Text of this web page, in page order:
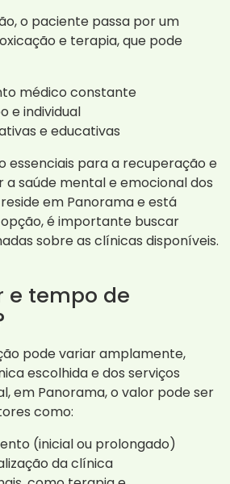
o paciente passa por um
e terapia, que pode
médico constante
e individual
e educativas
essenciais para a recuperação e
saúde mental e emocional dos
em Panorama e está
é importante buscar
sobre as clínicas disponíveis.
e tempo de
pode variar amplamente,
escolhida e dos serviços
em Panorama, o valor pode ser
como:
(inicial ou prolongado)
da clínica